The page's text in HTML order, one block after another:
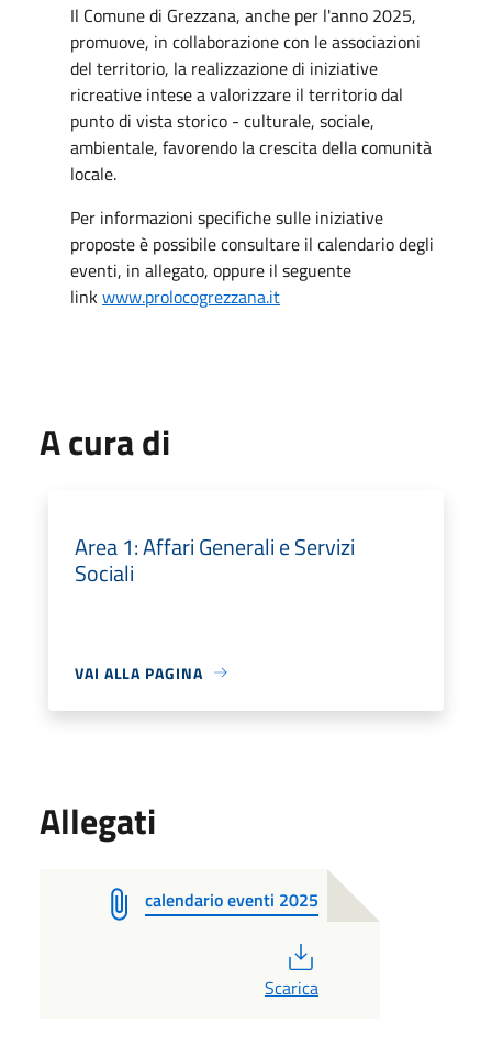
Il Comune di Grezzana, anche per l'anno 2025,
promuove, in collaborazione con le associazioni
del territorio, la realizzazione di iniziative
ricreative intese a valorizzare il territorio dal
punto di vista storico - culturale, sociale,
ambientale, favorendo la crescita della comunità
locale.
Per informazioni specifiche sulle iniziative
proposte è possibile consultare il calendario degli
eventi, in allegato, oppure il seguente
linkwww.prolocogrezzana.it
A cura di
Area 1: Affari Generali e Servizi
Sociali
VAI ALLA PAGINA
Allegati
calendario eventi 2025
Scarica